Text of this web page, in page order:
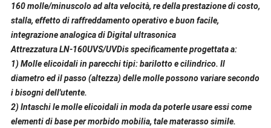
160 molle/minuscolo ad alta velocità, re della prestazione di costo,
stalla, effetto di raffreddamento operativo e buon facile,
integrazione analogica di Digital ultrasonica
AttrezzaturaLN-160UVS/UVDisspecificamente progettata a:
1) Molle elicoidali in parecchi tipi: barilotto e cilindrico. Il
diametro ed il passo (altezza) delle molle possono variare secondo
i bisogni dell'utente.
2) Intaschi le molle elicoidali in moda da poterle usare essi come
elementi di base per morbido mobilia, tale materasso simile.